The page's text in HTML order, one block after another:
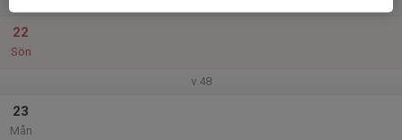
22
Sön
v.48
23
Mån